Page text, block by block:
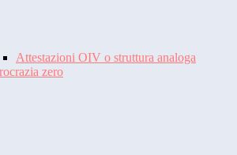
Attestazioni OIV o struttura analoga
zero